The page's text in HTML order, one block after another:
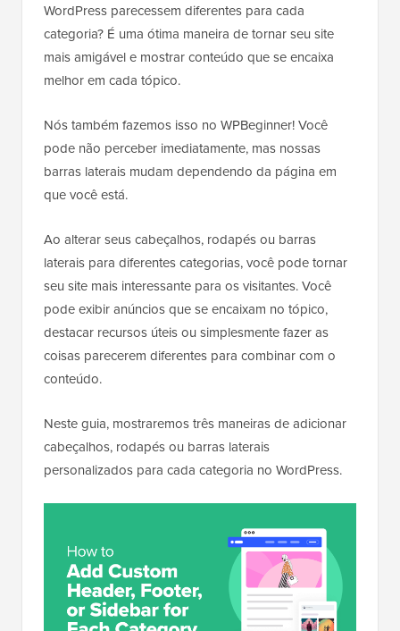
WordPress parecessem diferentes para cada
categoria? É uma ótima maneira de tornar seu site
mais amigável e mostrar conteúdo que se encaixa
melhor em cada tópico.
Nós também fazemos isso no WPBeginner! Você
pode não perceber imediatamente, mas nossas
barras laterais mudam dependendo da página em
que você está.
Ao alterar seus cabeçalhos, rodapés ou barras
laterais para diferentes categorias, você pode tornar
seu site mais interessante para os visitantes. Você
pode exibir anúncios que se encaixam no tópico,
destacar recursos úteis ou simplesmente fazer as
coisas parecerem diferentes para combinar com o
conteúdo.
Neste guia, mostraremos três maneiras de adicionar
cabeçalhos, rodapés ou barras laterais
personalizados para cada categoria no WordPress.